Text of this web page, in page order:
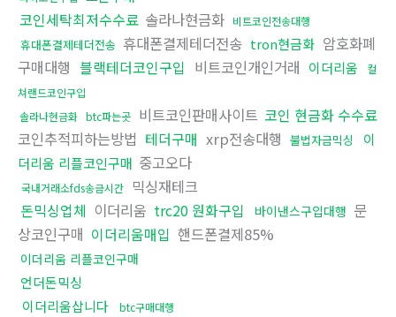
코인세탁최저수수료 솔라나현금화 비트코인전송대행
휴대폰결제테더전송 휴대폰결제테더전송 tron현금화 암호화폐
구매대행 블랙테더코인구입 비트코인개인거래 이더리움
컬
쳐랜드코인구입
솔라나현금화 btc파는곳 비트코인판매사이트 코인 현금화 수수료
코인추적피하는방법 테더구매 xrp전송대행 불법자금믹싱
이
더리움 리플코인구매 중고오다
국내거래소fds송금시간
믹싱재테크
돈믹싱업체 이더리움 trc20 원화구입 바이낸스구입대행 문
상코인구매 이더리움매입 핸드폰결제85%
이더리움 리플코인구매
언더돈믹싱
이더리움삽니다
btc구매대행